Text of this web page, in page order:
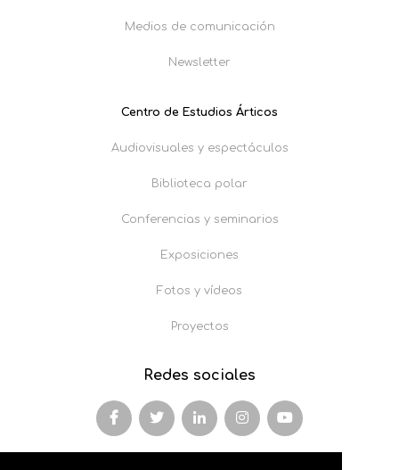
Medios de comunicación
Newsletter
Centro de Estudios Árticos
Audiovisuales y espectáculos
Biblioteca polar
Conferencias y seminarios
Exposiciones
Fotos y vídeos
Proyectos
Redes sociales